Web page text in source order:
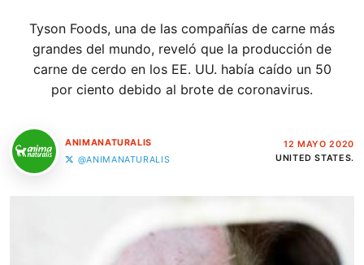
Tyson Foods, una de las compañías de carne más
grandes del mundo, reveló que la producción de
carne de cerdo en los EE. UU. había caído un 50
por ciento debido al brote de coronavirus.
ANIMANATURALIS
@ANIMANATURALIS
12 MAYO 2020
UNITED STATES.